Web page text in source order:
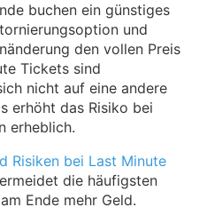
buchen ein günstiges
und
den vollen Preis
Tickets sind
nicht auf eine andere
erhöht das Risiko bei
erheblich.
Risiken bei Last Minute
die häufigsten
Ende mehr Geld.